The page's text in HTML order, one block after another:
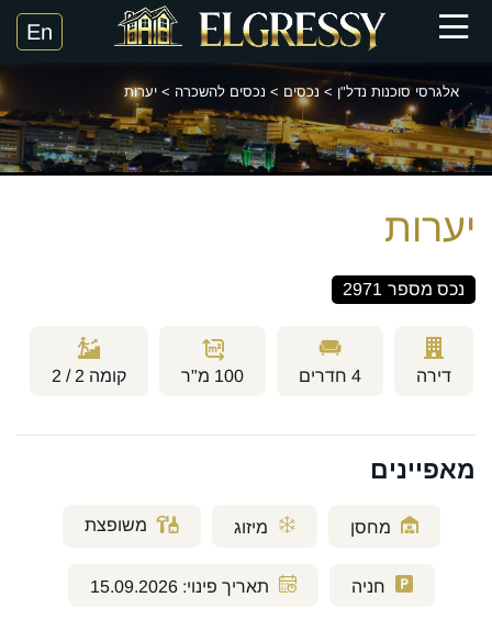
אלגרסי סוכנות נדל"ן > נכסים > נכסים להשכרה > יערות
יערות
נכס מספר 2971
דירה 4 חדרים 100 מ"ר קומה
מאפיינים
מחסן מיזוג משופצת
חניה תאריך פינוי: 15.09.2026